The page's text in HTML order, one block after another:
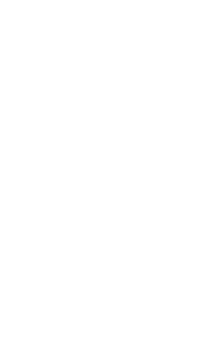
are stored on your
you use this
of these cookies may